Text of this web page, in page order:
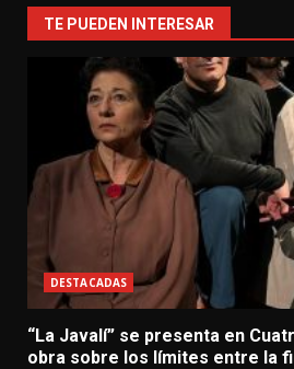
TE PUEDEN INTERESAR
DESTACADAS
“La Javalí” se presenta en
obra sobre los límites entre la